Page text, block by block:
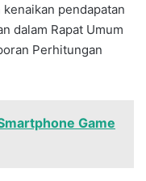
pendapatan
dalam Rapat Umum
Perhitungan
Game